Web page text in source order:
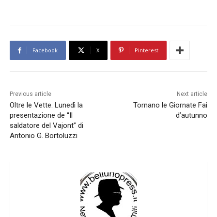
Facebook X Pinterest
Previous article
Oltre le Vette. Lunedì la
presentazione de “Il
saldatore del Vajont” di
Antonio G. Bortoluzzi
Next article
Tornano le Giornate Fai
d’autunno